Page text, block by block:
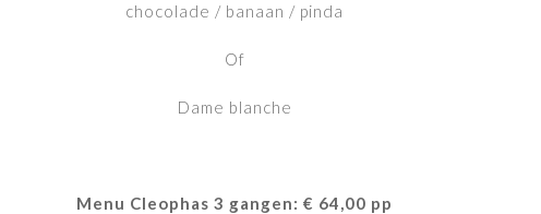
chocolade / banaan / pinda
Of
Dame blanche
Menu Cleophas 3 gangen: € 64,00 pp